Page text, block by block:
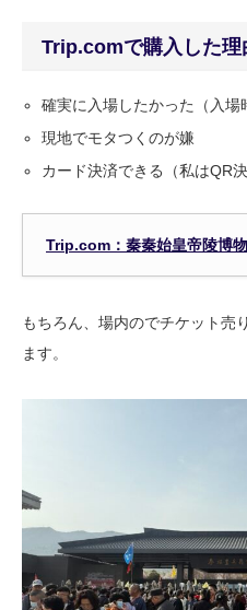
Trip.comで購入した理
確実に入場したかった（入場
現地でモタつくのが嫌
カード決済できる（私はQR
Trip.com：秦秦始皇帝陵博物
もちろん、場内のでチケット売
ます。